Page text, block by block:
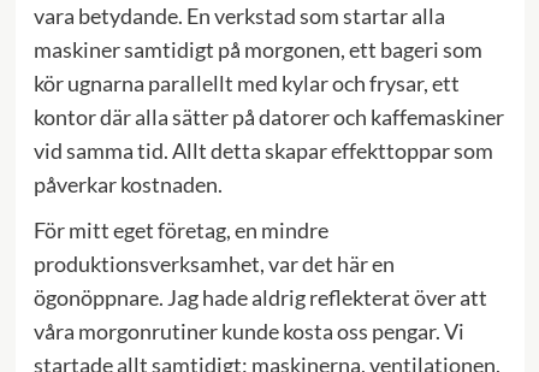
vara betydande. En verkstad som startar alla
maskiner samtidigt på morgonen, ett bageri som
kör ugnarna parallellt med kylar och frysar, ett
kontor där alla sätter på datorer och kaffemaskiner
vid samma tid. Allt detta skapar effekttoppar som
påverkar kostnaden.
För mitt eget företag, en mindre
produktionsverksamhet, var det här en
ögonöppnare. Jag hade aldrig reflekterat över att
våra morgonrutiner kunde kosta oss pengar. Vi
startade allt samtidigt: maskinerna, ventilationen,